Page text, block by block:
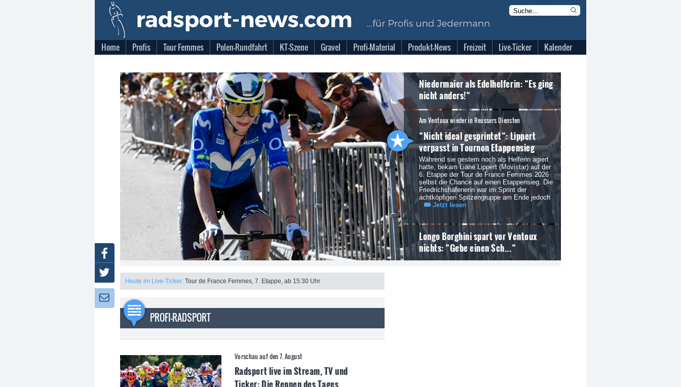
Home Profis Tour Femmes Polen-Rundfahrt KT-Szene Gravel Profi-Material Produkt-News Freizeit Live-Ticker Kalender
Niedermaier als Edelhelferin: “Es ging
nicht anders!“
Am Ventoux wieder in Reussers Diensten
“Nicht ideal gesprintet“: Lippert
verpasst in Tournon Etappensieg
Während sie gestern noch als Helferin agiert
hatte, bekam Liane Lippert (Movistar) auf der
6. Etappe der Tour de France Femmes 2026
selbst die Chance auf einen Etappensieg. Die
Friedrichshafenerin war im Sprint der
achtköpfigen Spitzengruppe am Ende jedoch
Jetzt lesen
Longo Borghini spart vor Ventoux
nichts: “Gebe einen Sch...“
Heute im Live-Ticker: Tour de France Femmes, 7. Etappe, ab 15:30 Uhr
PROFI-RADSPORT
Vorschau auf den 7. August
Radsport live im Stream, TV und
Ticker: Die Rennen des Tages
Twitter
Newsletter: